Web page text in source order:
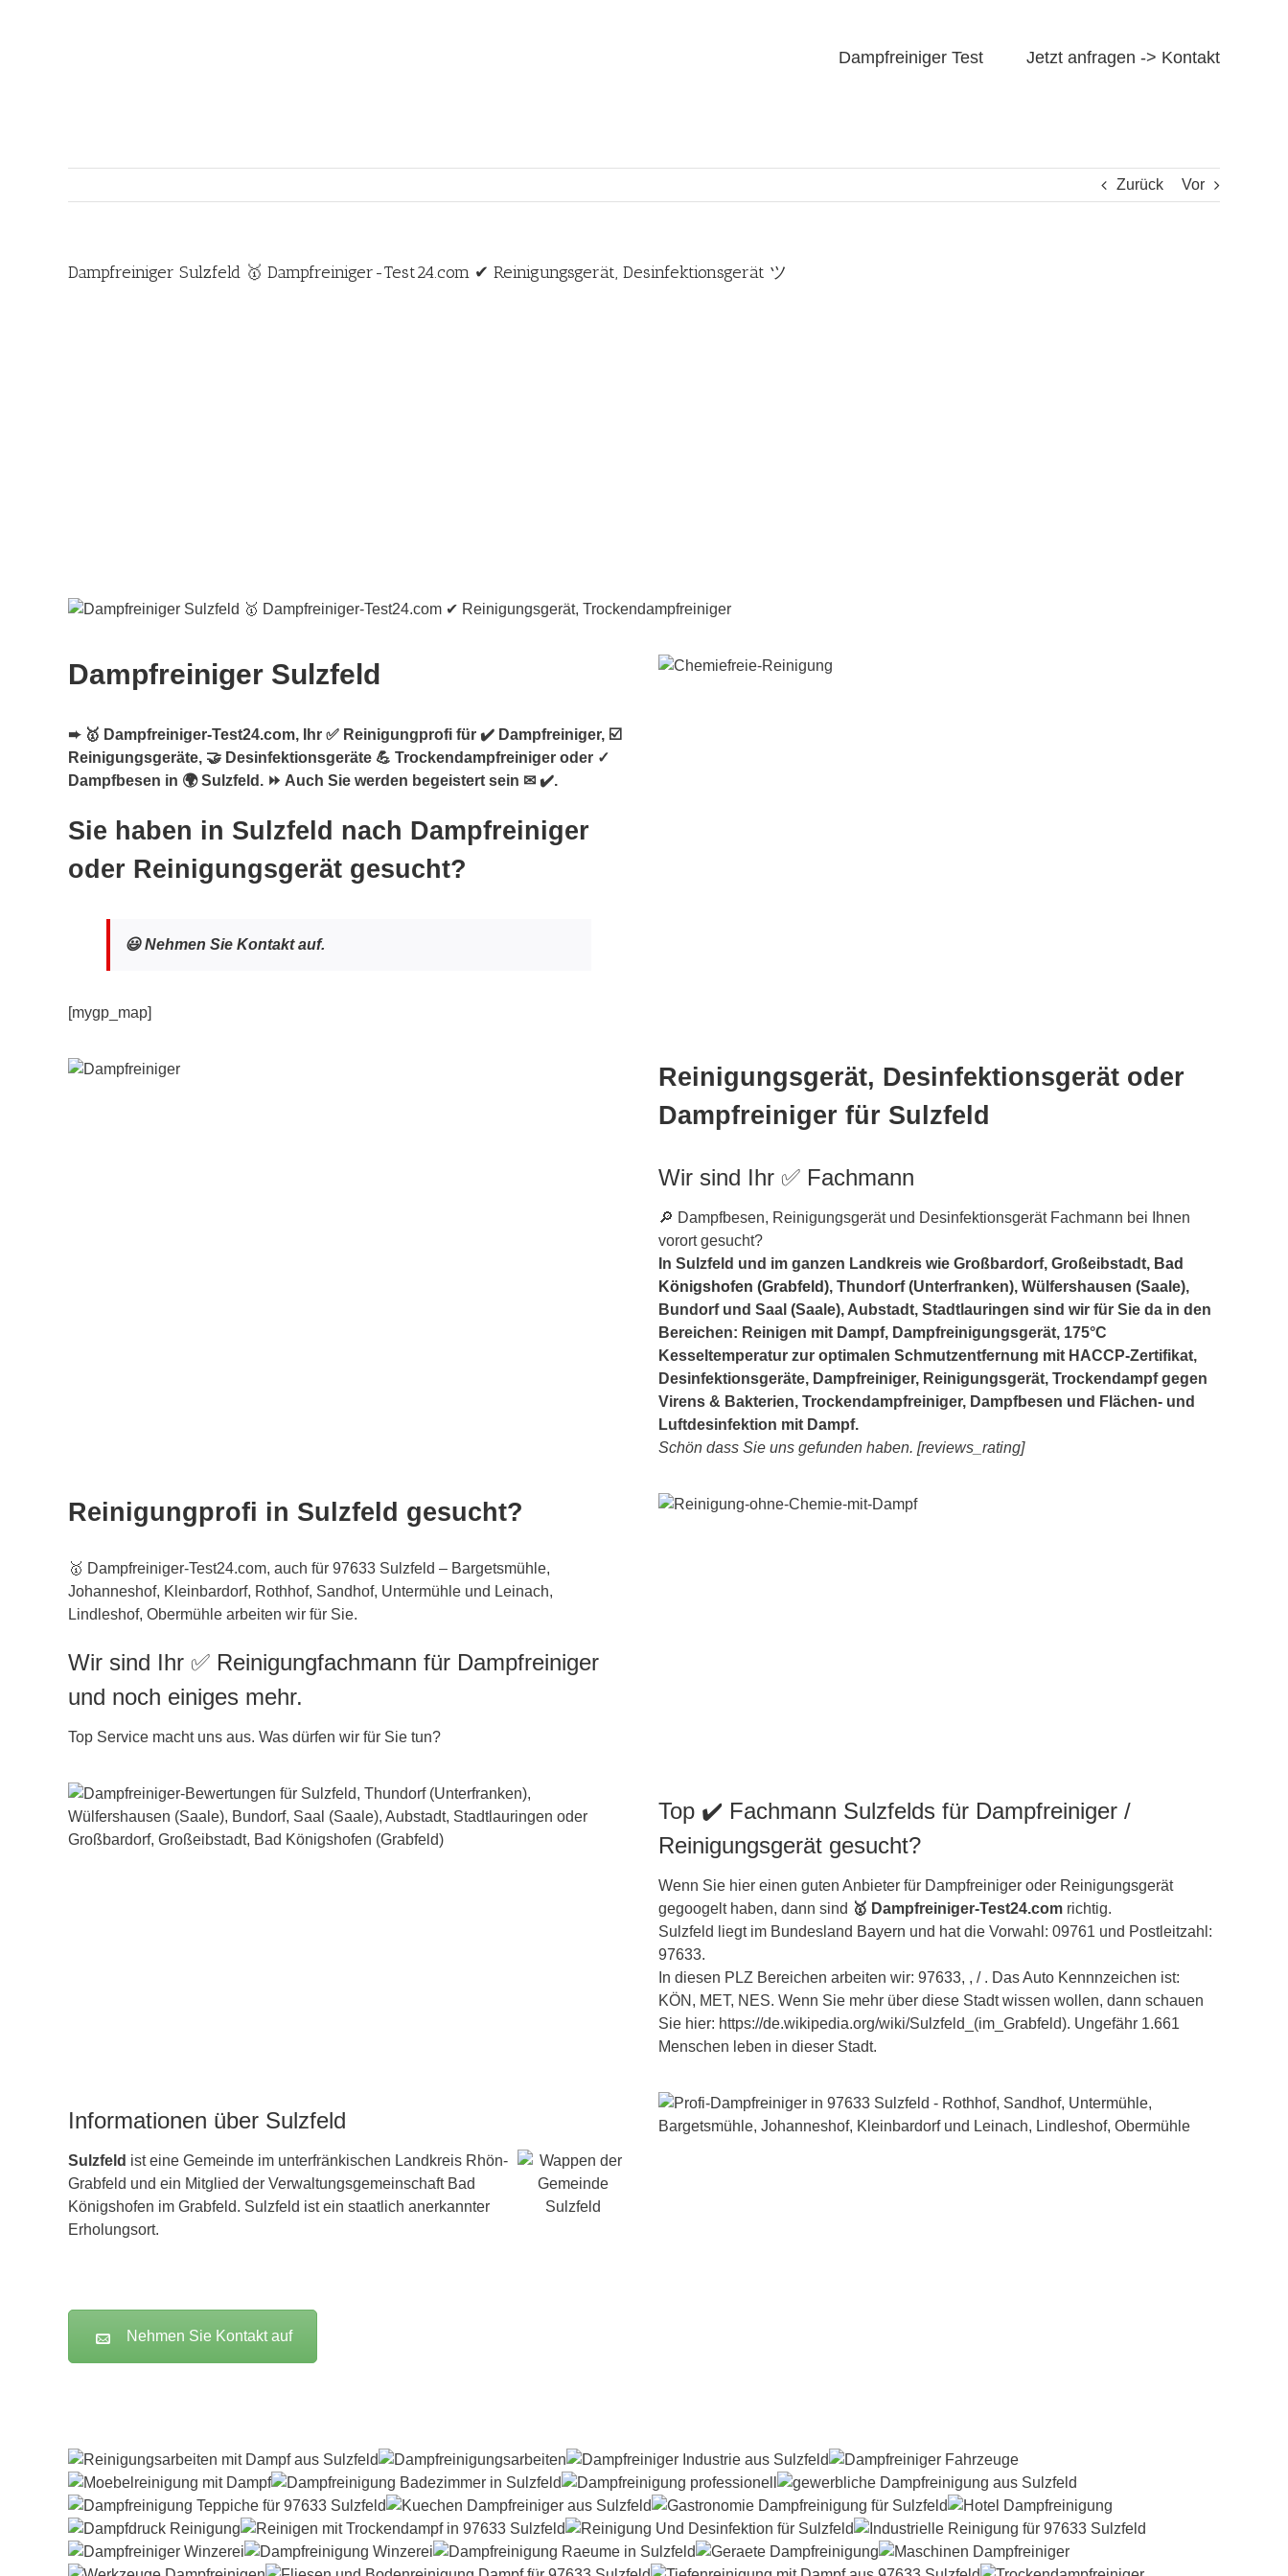
Dampfreiniger Test Jetzt anfragen -> Kontakt
Zurück Vor
Dampfreiniger Sulzfeld 🥇 Dampfreiniger-Test24.com ✔ Reinigungsgerät, Desinfektionsgerät ツ
Dampfreiniger Sulzfeld
➨ 🥇 Dampfreiniger-Test24.com, Ihr ✅ Reinigungprofi für ✔️ Dampfreiniger, ☑️
Reinigungsgeräte, 🤝 Desinfektionsgeräte 💪 Trockendampfreiniger oder ✓
Dampfbesen in 🌍 Sulzfeld. ⏩ Auch Sie werden begeistert sein ✉ ✔️.
Sie haben in Sulzfeld nach Dampfreiniger
oder Reinigungsgerät gesucht?
😃 Nehmen Sie Kontakt auf.
[mygp_map]
Reinigungsgerät, Desinfektionsgerät oder
Dampfreiniger für Sulzfeld
Wir sind Ihr ✅ Fachmann
🔎 Dampfbesen, Reinigungsgerät und Desinfektionsgerät Fachmann bei Ihnen
vorort gesucht?
In Sulzfeld und im ganzen Landkreis wie Großbardorf, Großeibstadt, Bad
Königshofen (Grabfeld), Thundorf (Unterfranken), Wülfershausen (Saale),
Bundorf und Saal (Saale), Aubstadt, Stadtlauringen sind wir für Sie da in den
Bereichen: Reinigen mit Dampf, Dampfreinigungsgerät, 175°C
Kesseltemperatur zur optimalen Schmutzentfernung mit HACCP-Zertifikat,
Desinfektionsgeräte, Dampfreiniger, Reinigungsgerät, Trockendampf gegen
Virens & Bakterien, Trockendampfreiniger, Dampfbesen und Flächen- und
Luftdesinfektion mit Dampf.
Schön dass Sie uns gefunden haben. [reviews_rating]
Reinigungprofi in Sulzfeld gesucht?
🥇 Dampfreiniger-Test24.com, auch für 97633 Sulzfeld – Bargetsmühle,
Johanneshof, Kleinbardorf, Rothhof, Sandhof, Untermühle und Leinach,
Lindleshof, Obermühle arbeiten wir für Sie.
Wir sind Ihr ✅ Reinigungfachmann für Dampfreiniger
und noch einiges mehr.
Top Service macht uns aus. Was dürfen wir für Sie tun?
Top ✔️ Fachmann Sulzfelds für Dampfreiniger /
Reinigungsgerät gesucht?
Wenn Sie hier einen guten Anbieter für Dampfreiniger oder Reinigungsgerät
gegoogelt haben, dann sind 🥇 Dampfreiniger-Test24.com richtig.
Sulzfeld liegt im Bundesland Bayern und hat die Vorwahl: 09761 und Postleitzahl:
97633.
In diesen PLZ Bereichen arbeiten wir: 97633, , / . Das Auto Kennnzeichen ist:
KÖN, MET, NES. Wenn Sie mehr über diese Stadt wissen wollen, dann schauen
Sie hier: https://de.wikipedia.org/wiki/Sulzfeld_(im_Grabfeld). Ungefähr 1.661
Menschen leben in dieser Stadt.
Informationen über Sulzfeld
Sulzfeld ist eine Gemeinde im unterfränkischen Landkreis Rhön-
Grabfeld und ein Mitglied der Verwaltungsgemeinschaft Bad
Königshofen im Grabfeld. Sulzfeld ist ein staatlich anerkannter
Erholungsort.
Nehmen Sie Kontakt auf